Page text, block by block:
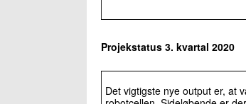
Projekstatus 3. kvartal 2020
Det vigtigste nye output er,